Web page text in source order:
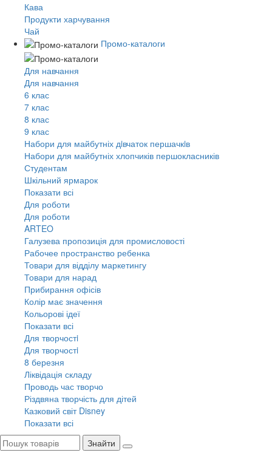
Кава
Продукти харчування
Чай
Промо-каталоги
Для навчання
Для навчання
6 клас
7 клас
8 клас
9 клас
Набори для майбутніх дiвчаток першачкiв
Набори для майбутніх хлопчиків першокласників
Студентам
Шкільний ярмарок
Показати всі
Для роботи
Для роботи
ARTEO
Галузева пропозиція для промисловості
Рабочее пространство ребенка
Товари для відділу маркетингу
Товари для нарад
Прибирання офісів
Колір має значення
Кольорові ідеї
Показати всі
Для творчостi
Для творчостi
8 березня
Ліквідація складу
Проводь час творчо
Різдвяна творчість для дітей
Казковий світ Disney
Показати всі
Знайти